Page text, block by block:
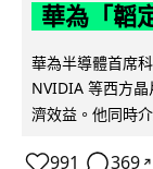
華為「韜
華為半導體首席
NVIDIA 等西方
濟效益。他同時
991 369 ↗